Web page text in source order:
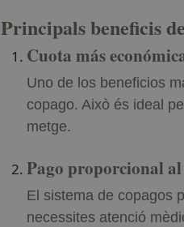
Principals beneficis
Cuota más
Uno de los beneficios
copago. Això és ideal
metge.
Pago proporcional
El sistema de copagos
necessites atenció